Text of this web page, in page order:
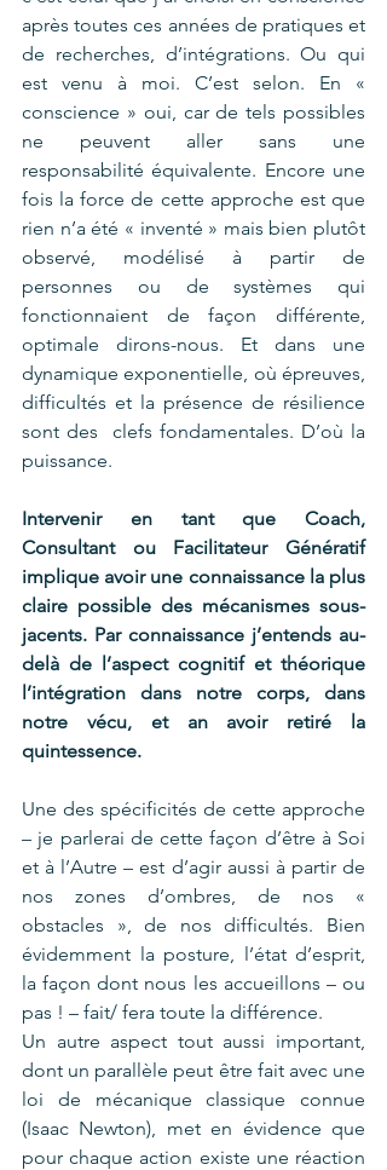
après toutes ces années de pratiques et
de recherches, d’intégrations. Ou qui
est venu à moi. C’est selon. En «
conscience » oui, car de tels possibles
ne peuvent aller sans une
responsabilité équivalente. Encore une
fois la force de cette approche est que
rien n’a été « inventé » mais bien plutôt
observé, modélisé à partir de
personnes ou de systèmes qui
fonctionnaient de façon différente,
optimale dirons-nous. Et dans une
dynamique exponentielle, où épreuves,
difficultés et la présence de résilience
sont des  clefs fondamentales. D’où la
puissance.
Intervenir en tant que Coach,
Consultant ou Facilitateur Génératif
implique avoir une connaissance la plus
claire possible des mécanismes sous-
jacents. Par connaissance j’entends au-
delà de l’aspect cognitif et théorique
l’intégration dans notre corps, dans
notre vécu, et an avoir retiré la
quintessence.
Une des spécificités de cette approche
– je parlerai de cette façon d’être à Soi
et à l’Autre – est d’agir aussi à partir de
nos zones d’ombres, de nos «
obstacles », de nos difficultés. Bien
évidemment la posture, l’état d’esprit,
la façon dont nous les accueillons – ou
pas ! – fait/ fera toute la différence.
Un autre aspect tout aussi important,
dont un parallèle peut être fait avec une
loi de mécanique classique connue
(Isaac Newton), met en évidence que
pour chaque action existe une réaction